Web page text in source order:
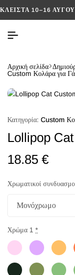
ΚΛΕΙΣΤΑ 10–16
Αρχική σελίδα
Custom Κολάρα για
Κατηγορία: Custom
Lollipop
18.85 €
Χρωματικοί
Χρώμα 1 *